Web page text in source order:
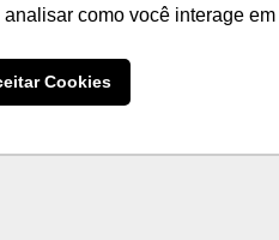
como você interage
Cookies